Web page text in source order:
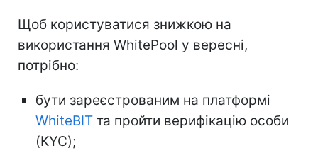
Щоб користуватися знижкою на
використання WhitePool у вересні,
потрібно:
бути зареєстрованим на платформі
WhiteBIT та пройти верифікацію особи
(KYC);